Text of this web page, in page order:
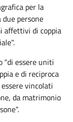
per la
persone
affettivi di coppia
"di essere uniti
e di reciproca
vincolati
da matrimonio